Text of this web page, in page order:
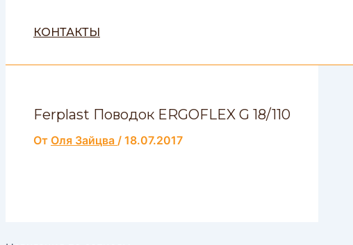
КОНТАКТЫ
Ferplast Поводок ERGOFLEX G 18/110
От Оля Зайцва / 18.07.2017